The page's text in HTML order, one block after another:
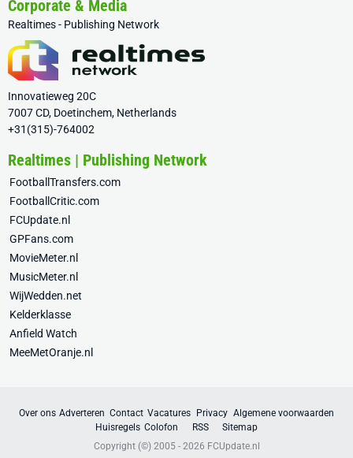
Corporate & Media
Realtimes - Publishing Network
Innovatieweg 20C
7007 CD, Doetinchem, Netherlands
+31(315)-764002
Realtimes | Publishing Network
FootballTransfers.com
FootballCritic.com
FCUpdate.nl
GPFans.com
MovieMeter.nl
MusicMeter.nl
WijWedden.net
Kelderklasse
Anfield Watch
MeeMetOranje.nl
Over ons Adverteren Contact Vacatures Privacy Algemene voorwaarden
Huisregels Colofon RSS
Sitemap
Copyright (©) 2005 - 2026 FCUpdate.nl